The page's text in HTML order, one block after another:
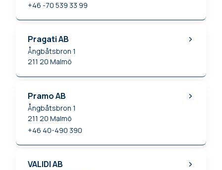
+46 -70 539 33 99
Pragati AB
Ångbåtsbron 1
211 20 Malmö
Pramo AB
Ångbåtsbron 1
211 20 Malmö
+46 40-490 390
VALIDI AB